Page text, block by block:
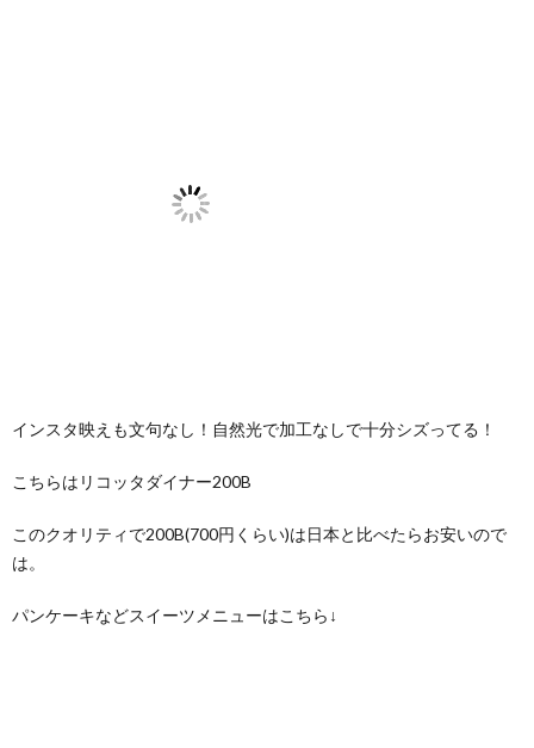
インスタ映えも文句なし！自然光で加工なしで十分シズってる！
こちらはリコッタダイナー200B
このクオリティで200B(700円くらい)は日本と比べたらお安いので
は。
パンケーキなどスイーツメニューはこちら↓